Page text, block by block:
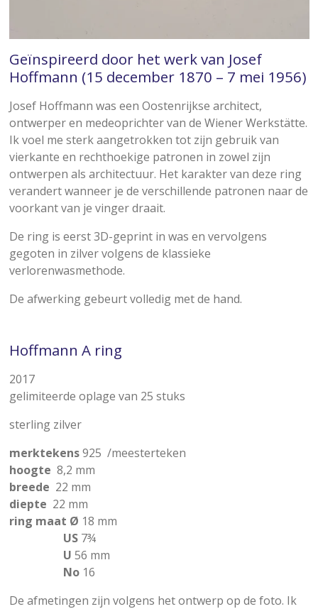
Geïnspireerd door het werk van Josef
Hoffmann (15 december 1870 – 7 mei 1956)
Josef Hoffmann was een Oostenrijkse architect,
ontwerper en medeoprichter van de Wiener Werkstätte.
Ik voel me sterk aangetrokken tot zijn gebruik van
vierkante en rechthoekige patronen in zowel zijn
ontwerpen als architectuur. Het karakter van deze ring
verandert wanneer je de verschillende patronen naar de
voorkant van je vinger draait.
De ring is eerst 3D-geprint in was en vervolgens
gegoten in zilver volgens de klassieke
verlorenwasmethode.
De afwerking gebeurt volledig met de hand.
Hoffmann A ring
2017
gelimiteerde oplage van 25 stuks
sterling zilver
merktekens925 /meesterteken
hoogte 8,2 mm
breede 22 mm
diepte 22 mm
ring maat Ø 18 mm
US7¾
U 56 mm
No 16
De afmetingen zijn volgens het ontwerp op de foto. Ik